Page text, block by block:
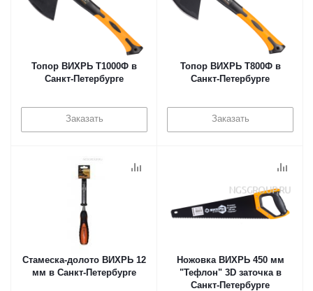
Топор ВИХРЬ Т1000Ф в
Санкт-Петербурге
Заказать
Топор ВИХРЬ Т800Ф в
Санкт-Петербурге
Заказать
Стамеска-долото ВИХРЬ 12
мм в Санкт-Петербурге
Ножовка ВИХРЬ 450 мм
"Тефлон" 3D заточка в
Санкт-Петербурге